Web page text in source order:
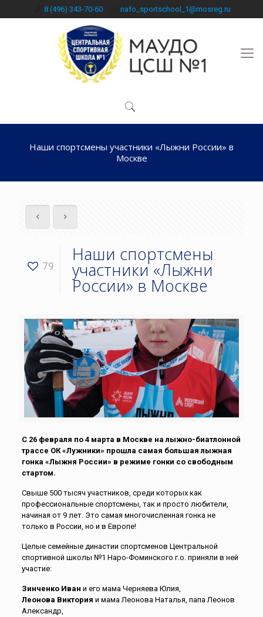
8 (496) 343-70-60 nafo_sportschool_1@mosreg.ru
Наши спортсмены участники «Лыжни России» в
Москве
79
Наши спортсмены
участники «Лыжни
России» в Москве
С 26 февраля по 4 марта в Москве на лыжно-биатлонной
трассе ОК «Лужники» прошла самая большая лыжная
гонка «Лыжня России» в режиме гонки со свободным
стартом.
Свыше 500 тысяч участников, среди которых как
профессиональные спортсмены, так и просто любители,
начиная от 9 лет. Это самая многочисленная гонка не
только в России, но и в Европе!
Целые семейные династии спортсменов Центральной
спортивной школы №1 Наро-Фоминского г.о. приняли в ней
участие:
Зинченко Иван и его мама Черняева Юлия,
Леонова Виктория и мама Леонова Наталья, папа Леонов
Александр,